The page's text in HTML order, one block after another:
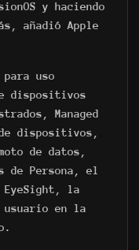
y haciendo
añadió Apple
uso
dispositivos
Managed
dispositivos,
de datos,
de Persona, el
la
en la